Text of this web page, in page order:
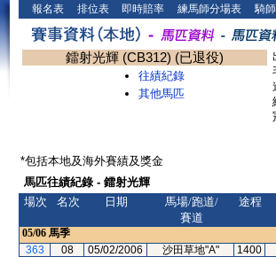
報名表 排位表 即時賠率 練馬師分場表 騎
鐳射光輝 (CB312) (已退役)
往績紀錄
其他馬匹
*包括本地及海外賽績及獎金
馬匹往績紀錄 - 鐳射光輝
場次
名次 日期
馬場/跑道/
賽道
途程
05/06 馬季
363
08 05/02/2006 沙田草地"A" 1400